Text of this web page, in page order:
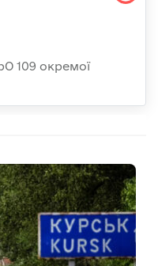
109 окремої